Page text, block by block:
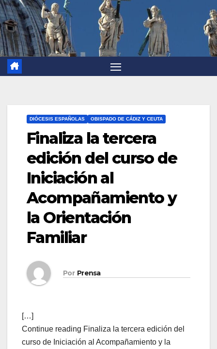
DIÓCESIS ESPAÑOLAS OBISPADO DE CÁDIZ Y CEUTA
Finaliza la tercera
edición del curso de
Iniciación al
Acompañamiento y
la Orientación
Familiar
Por Prensa
[…]
Continue reading Finaliza la tercera edición del
curso de Iniciación al Acompañamiento y la